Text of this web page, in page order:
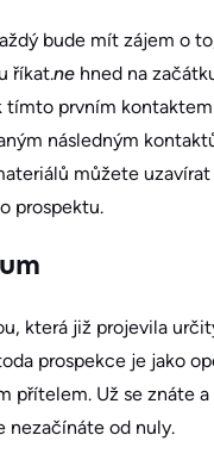
bude mít zájem o
říkat.ne hned na
tímto prvním
následným
můžete
prospektu.
která již projevila
prospekce je jako
přítelem. Už se znáte
nezačínáte od nuly.